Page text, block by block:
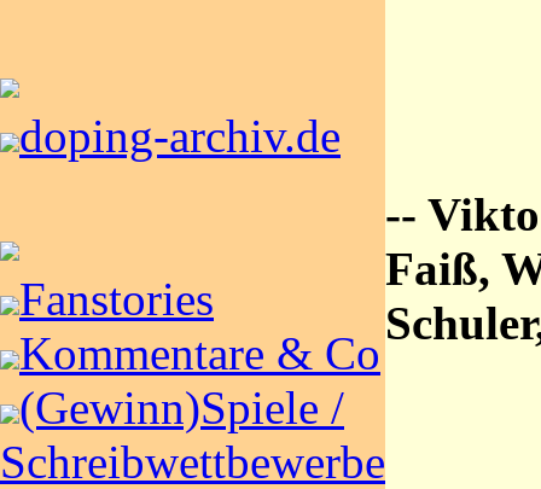
doping-archiv.de
Fanstories
Kommentare & Co
(Gewinn)Spiele /
Schreibwettbewerbe
--
Faiß,